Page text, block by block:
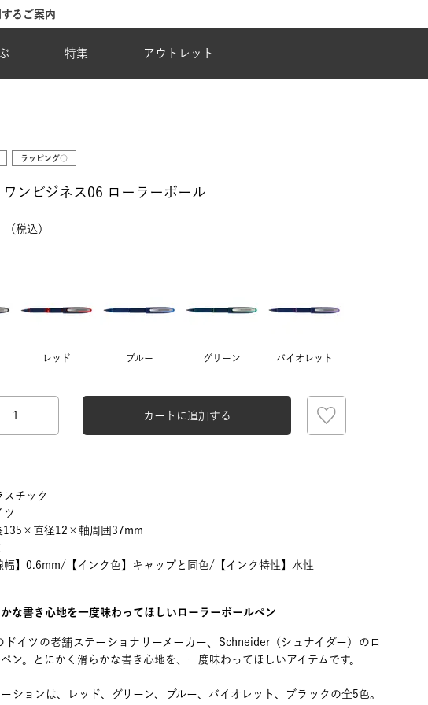
るご案内
特集 アウトレット
ラッピング○
ンビジネス06 ローラーボール
税込
レッド ブルー グリーン バイオレット
カートに追加する
チック
ツ
135×直径12×軸周囲37mm
】0.6mm/【インク色】キャップと同色/【インク特性】水性
な書き心地を一度味わってほしいローラーボールペン
ドイツの老舗ステーショナリーメーカー、Schneider（シュナイダー）のロ
ン。とにかく滑らかな書き心地を、一度味わってほしいアイテムです。
ションは、レッド、グリーン、ブルー、バイオレット、ブラックの全5色。